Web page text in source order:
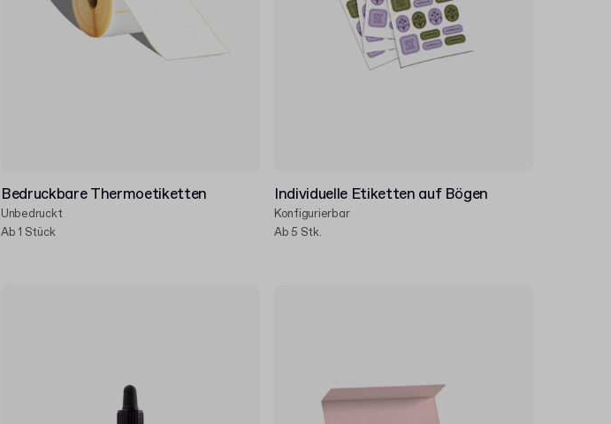
Bedruckbare Thermoetiketten
Unbedruckt
Ab 1 Stück
Individuelle Etiketten auf Bögen
Konfigurierbar
Ab 5 Stk.